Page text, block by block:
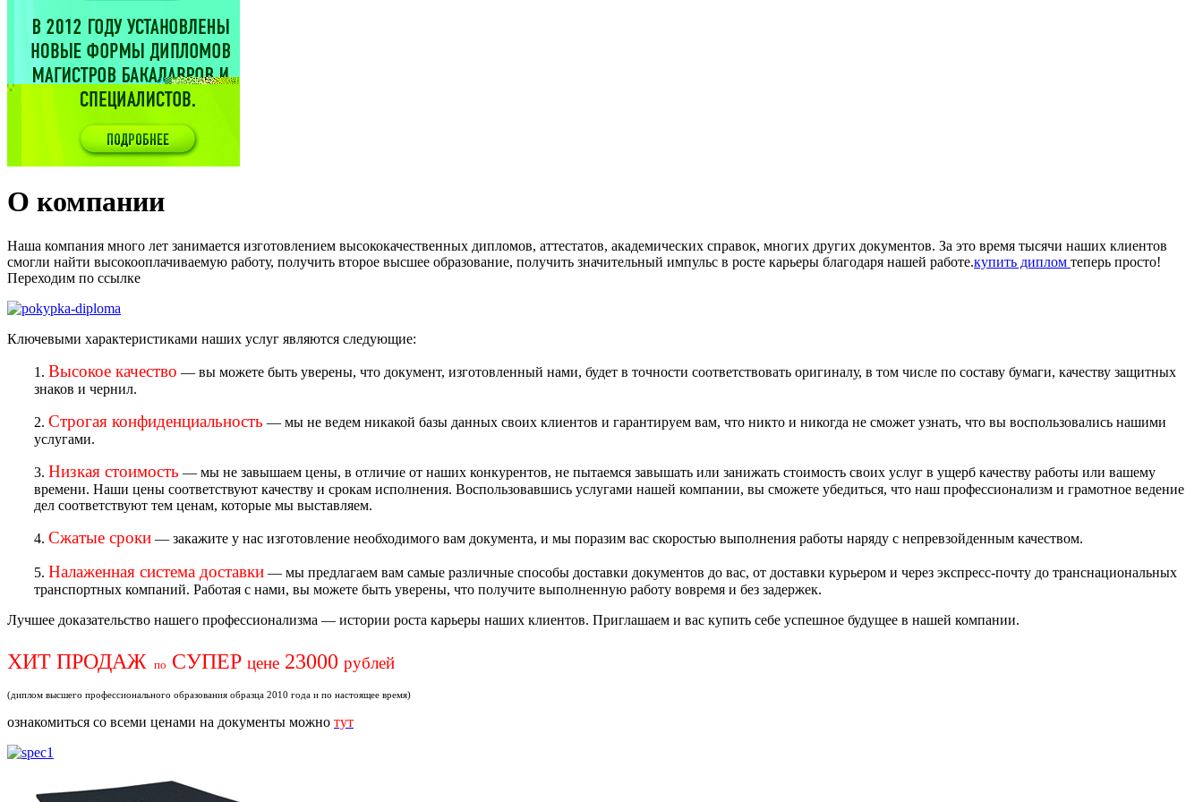
О компании
Наша компания много лет занимается изготовлением высококачественных дипломов, аттестатов, академических справок, многих других документов. За это время тысячи наших клиентов
смогли найти высокооплачиваемую работу, получить второе высшее образование, получить значительный импульс в росте карьеры благодаря нашей работе.купить диплом теперь просто!
Переходим по ссылке
Ключевыми характеристиками наших услуг являются следующие:
1. Высокое качество — вы можете быть уверены, что документ, изготовленный нами, будет в точности соответствовать оригиналу, в том числе по составу бумаги, качеству защитных
знаков и чернил.
2. Строгая конфиденциальность — мы не ведем никакой базы данных своих клиентов и гарантируем вам, что никто и никогда не сможет узнать, что вы воспользовались нашими
услугами.
3. Низкая стоимость — мы не завышаем цены, в отличие от наших конкурентов, не пытаемся завышать или занижать стоимость своих услуг в ущерб качеству работы или вашему
времени. Наши цены соответствуют качеству и срокам исполнения. Воспользовавшись услугами нашей компании, вы сможете убедиться, что наш профессионализм и грамотное ведение
дел соответствуют тем ценам, которые мы выставляем.
4. Сжатые сроки — закажите у нас изготовление необходимого вам документа, и мы поразим вас скоростью выполнения работы наряду с непревзойденным качеством.
5. Налаженная система доставки — мы предлагаем вам самые различные способы доставки документов до вас, от доставки курьером и через экспресс-почту до транснациональных
транспортных компаний. Работая с нами, вы можете быть уверены, что получите выполненную работу вовремя и без задержек.
Лучшее доказательство нашего профессионализма — истории роста карьеры наших клиентов. Приглашаем и вас купить себе успешное будущее в нашей компании.
ХИТ ПРОДАЖ по СУПЕР цене 23000 рублей
(диплом высшего профессионального образования образца 2010 года и по настоящее время)
ознакомиться со всеми ценами на документы можно тут